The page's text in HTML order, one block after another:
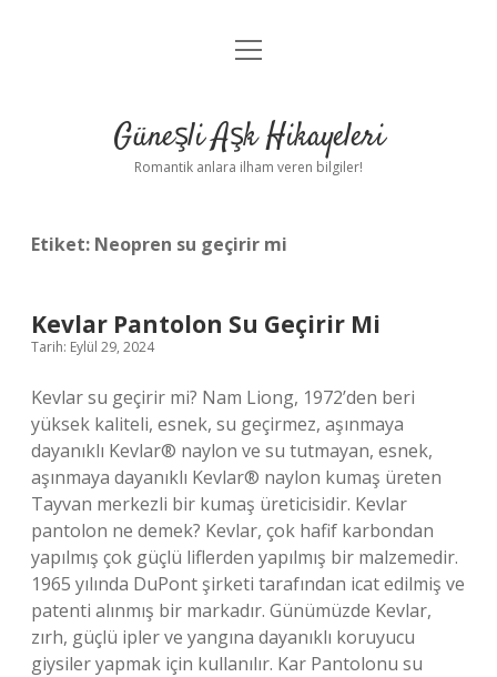
Anasayfa
Yasal Uyarı
menüyü
Güneşli Aşk Hikayeleri
Romantik anlara ilham veren bilgiler!
Etiket: Neopren su geçirir mi
Kevlar Pantolon Su Geçirir Mi
Tarih: Eylül 29, 2024
Kevlar su geçirir mi? Nam Liong, 1972’den beri
yüksek kaliteli, esnek, su geçirmez, aşınmaya
dayanıklı Kevlar® naylon ve su tutmayan, esnek,
aşınmaya dayanıklı Kevlar® naylon kumaş üreten
Tayvan merkezli bir kumaş üreticisidir. Kevlar
pantolon ne demek? Kevlar, çok hafif karbondan
yapılmış çok güçlü liflerden yapılmış bir malzemedir.
1965 yılında DuPont şirketi tarafından icat edilmiş ve
patenti alınmış bir markadır. Günümüzde Kevlar,
zırh, güçlü ipler ve yangına dayanıklı koruyucu
giysiler yapmak için kullanılır. Kar Pantolonu su